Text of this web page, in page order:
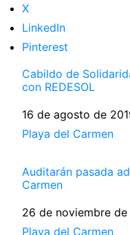
X
LinkedIn
Pinterest
Cabildo de
con REDESOL
Fecha
16 de agosto de
Respecto a
Playa del Carmen
Auditarán pasada
Carmen
Fecha
26 de noviembre de
Respecto a
Playa del Carmen